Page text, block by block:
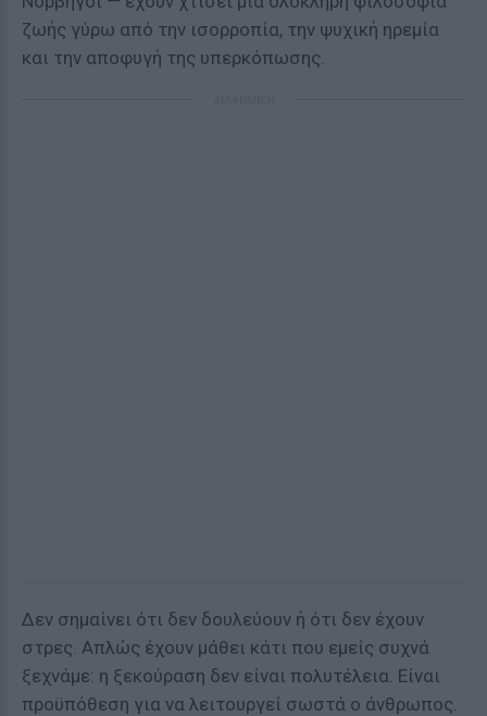
ζωής γύρω από την ισορροπία, την ψυχική ηρεμία
και την αποφυγή της υπερκόπωσης.
Δεν σημαίνει ότι δεν δουλεύουν ή ότι δεν έχουν
στρες. Απλώς έχουν μάθει κάτι που εμείς συχνά
ξεχνάμε: η ξεκούραση δεν είναι πολυτέλεια. Είναι
προϋπόθεση για να λειτουργεί σωστά ο άνθρωπος.